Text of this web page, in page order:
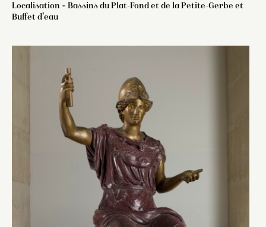
Localisation = Bassins du Plat-Fond et de la Petite-Gerbe et
Buffet d’eau